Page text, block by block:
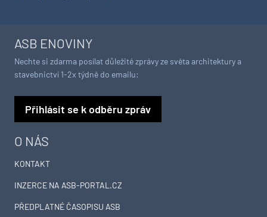
O NÁS
KONTAKT
INZERCE NA ASB-PORTAL.CZ
PŘEDPLATNÉ ČASOPISU ASB
ASB ENOVINY
Nechte si zdarma posílat důležité zprávy ze světa architektury a
stavebnictví 1-2x týdně do emailu:
Přihlásit se k odběru zpráv